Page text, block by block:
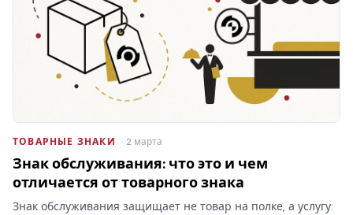
ТОВАРНЫЕ ЗНАКИ · 2 марта
Знак обслуживания: что это и чем
отличается от товарного знака
Знак обслуживания защищает не товар на полке, а услугу: